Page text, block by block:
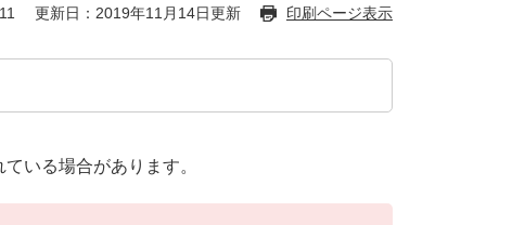
更新日：2019年11月14日更新 印刷ページ表示
いる場合があります。